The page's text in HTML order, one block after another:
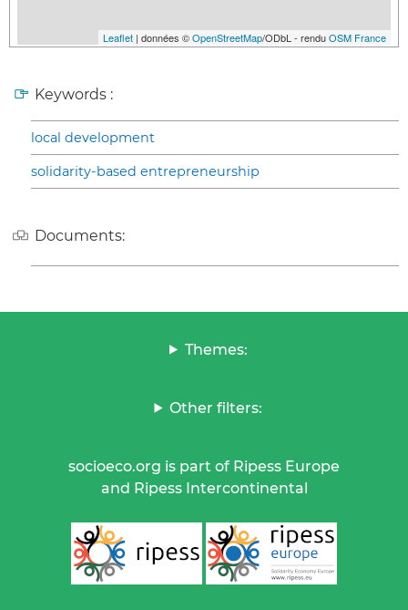
Leaflet | données ©OpenStreetMap/ODbL - renduOSM France
Keywords :
local development
solidarity-based entrepreneurship
Documents:
Themes:
Other filters:
socioeco.org is part of Ripess Europe
and Ripess Intercontinental